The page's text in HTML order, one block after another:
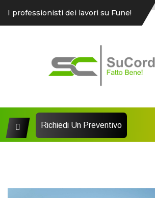
I professionisti dei lavori su Fune!
Richiedi Un Preventivo